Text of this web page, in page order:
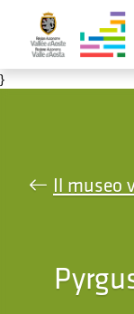
Salta al contenuto
}
Il museo